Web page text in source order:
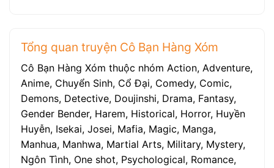
Tổng quan truyện Cô Bạn Hàng Xóm
Cô Bạn Hàng Xóm thuộc nhóm Action, Adventure,
Anime, Chuyển Sinh, Cổ Đại, Comedy, Comic,
Demons, Detective, Doujinshi, Drama, Fantasy,
Gender Bender, Harem, Historical, Horror, Huyền
Huyễn, Isekai, Josei, Mafia, Magic, Manga,
Manhua, Manhwa, Martial Arts, Military, Mystery,
Ngôn Tình, One shot, Psychological, Romance,